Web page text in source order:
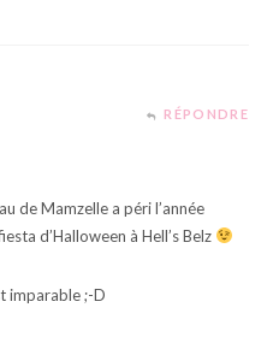
RÉPONDRE
de Mamzelle a péri l’année
d’Halloween à Hell’s Belz
imparable ;-D